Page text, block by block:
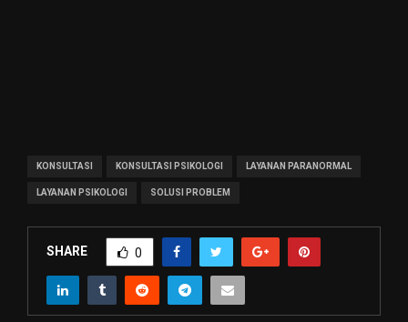
KONSULTASI KONSULTASI PSIKOLOGI LAYANAN PARANORMAL
LAYANAN PSIKOLOGI SOLUSI PROBLEM
SHARE 0